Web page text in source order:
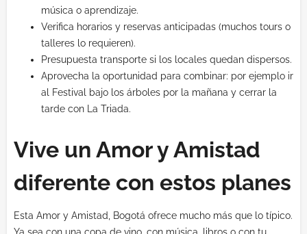
música o aprendizaje.
Verifica horarios y reservas anticipadas (muchos tours o
talleres lo requieren).
Presupuesta transporte si los locales quedan dispersos.
Aprovecha la oportunidad para combinar: por ejemplo ir
al Festival bajo los árboles por la mañana y cerrar la
tarde con La Triada.
Vive un Amor y Amistad
diferente con estos planes
Esta Amor y Amistad, Bogotá ofrece mucho más que lo típico.